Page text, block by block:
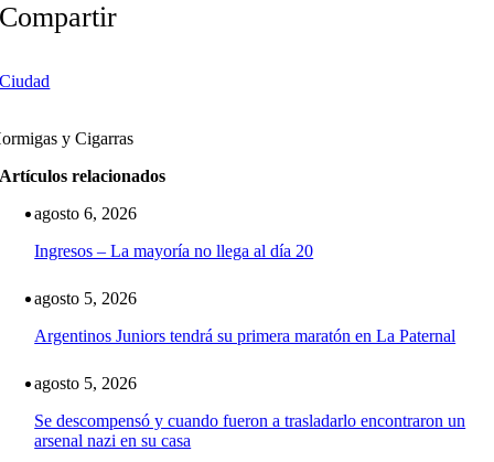
Compartir
Ciudad
y Cigarras
Artículos relacionados
agosto 6, 2026
Ingresos – La mayoría no llega al día 20
agosto 5, 2026
Argentinos Juniors tendrá su primera maratón en La Paternal
agosto 5, 2026
Se descompensó y cuando fueron a trasladarlo encontraron un
arsenal nazi en su casa